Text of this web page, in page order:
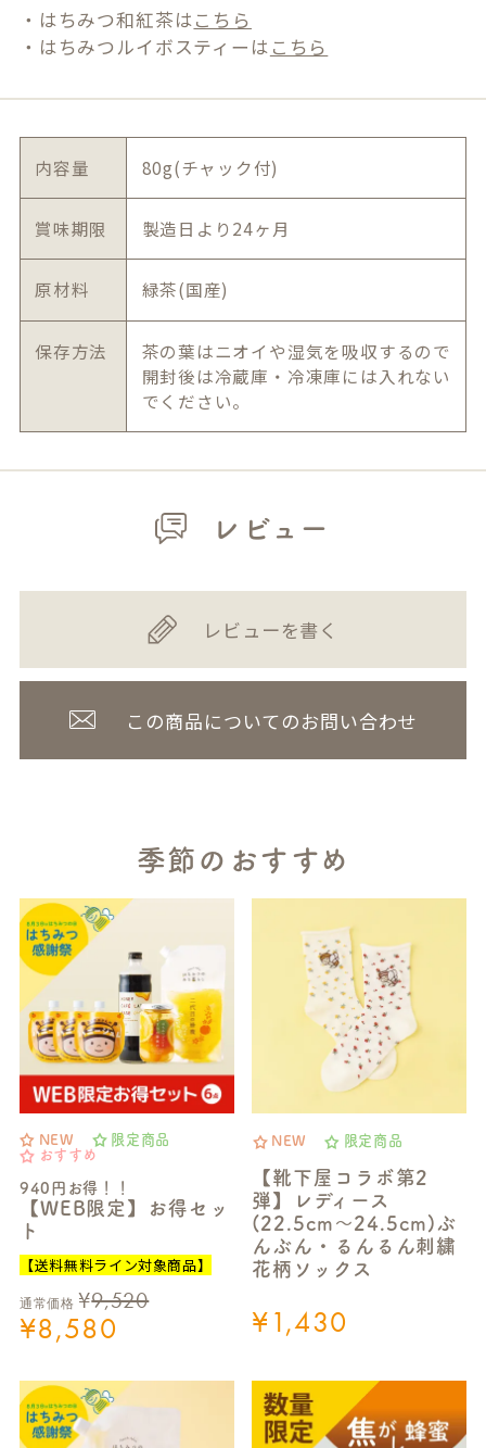
・はちみつ和紅茶はこちら
・はちみつルイボスティーは こちら
内容量 80g(チャック付)
賞味期限 製造日より24ヶ月
原材料 緑茶(国産)
保存方法
茶の葉はニオイや湿気を吸収するので
開封後は冷蔵庫・冷凍庫には入れない
でください。
レビュー
レビューを書く
この商品についてのお問い合わせ
季節のおすすめ
NEW
限定商品
おすすめ
940円お得！！
【WEB限定】お得セッ
ト
【送料無料ライン対象商品】
通常価格 ¥9,520
¥8,580
NEW 限定商品
【靴下屋コラボ第2
弾】レディース
(22.5cm～24.5cm)ぶ
んぶん・るんるん刺繍
花柄ソックス
¥1,430